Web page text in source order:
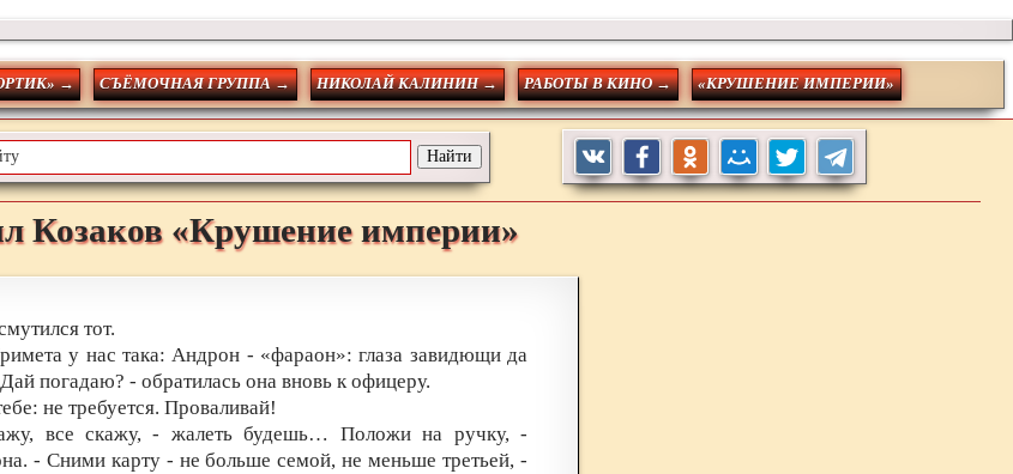
→ СЪЁМОЧНАЯ ГРУППА → НИКОЛАЙ КАЛИНИН → РАБОТЫ В КИНО → «КРУШЕНИЕ ИМПЕРИИ»
Козаков «Крушение империи»
тот.
у нас така: Андрон - «фараон»: глаза завидющи да
погадаю? - обратилась она вновь к офицеру.
не требуется. Проваливай!
все скажу, - жалеть будешь… Положи на ручку, -
- Сними карту - не больше семой, не меньше третьей, -